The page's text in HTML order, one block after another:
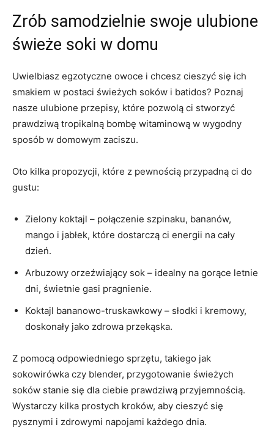
Zrób samodzielnie swoje ulubione
⁢świeże soki w domu
Uwielbiasz egzotyczne owoce i chcesz cieszyć się ich
smakiem w postaci świeżych soków i batidos? Poznaj
nasze ulubione przepisy, które pozwolą⁣ ci stworzyć
prawdziwą tropikalną bombę witaminową w wygodny⁤
sposób⁤ w⁤ domowym zaciszu.
Oto kilka​ propozycji, które z ‍pewnością przypadną ci do
⁣gustu:
Zielony koktajl⁤ – połączenie szpinaku, bananów,
mango i jabłek, które dostarczą ci energii‌ na cały
dzień.
Arbuzowy⁣ orzeźwiający sok – idealny na gorące letnie
dni, świetnie gasi pragnienie.
Koktajl bananowo-truskawkowy – słodki i‌ kremowy,
doskonały jako zdrowa‍ przekąska.
Z pomocą⁣ odpowiedniego sprzętu, takiego ⁣jak
⁢sokowirówka⁤ czy blender, ​przygotowanie świeżych
soków⁤ stanie się dla ciebie prawdziwą przyjemnością.
Wystarczy kilka prostych kroków, aby cieszyć się
pysznymi i zdrowymi napojami każdego dnia.